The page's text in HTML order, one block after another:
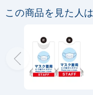
この商品を見た人